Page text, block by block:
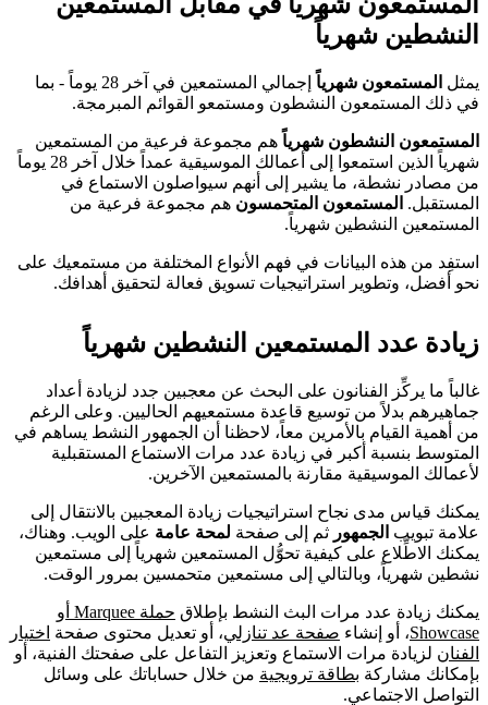
النشطين شهرياً
يمثل المستمعون شهرياً
إجمالي المستمعين في آخر 28 يوماً - بما
في ذلك المستمعون النشطون ومستمعو القوائم المبرمجة.
المستمعون النشطون شهرياً هم مجموعة فرعية من المستمعين
شهرياً الذين استمعوا إلى أعمالك الموسيقية عمداً خلال آخر 28 يوماً
من مصادر نشطة، ما يشير إلى أنهم سيواصلون الاستماع في
المستقبل. المستمعون المتحمسون هم مجموعة فرعية من
المستمعين النشطين شهرياً.
استفِد من هذه البيانات في فهم الأنواع المختلفة من مستمعيك على
نحو أفضل، وتطوير استراتيجيات تسويق فعالة لتحقيق أهدافك.
زيادة عدد المستمعين النشطين شهرياً
غالباً ما يركِّز الفنانون على البحث عن معجبين جدد لزيادة أعداد
جماهيرهم بدلاً من توسيع قاعدة مستمعيهم الحاليين. وعلى الرغم
من أهمية القيام بالأمرين معاً، لاحظنا أن الجمهور النشط يساهم في
المتوسط بنسبة أكبر في زيادة عدد مرات الاستماع المستقبلية
لأعمالك الموسيقية مقارنة بالمستمعين الآخرين.
يمكنك قياس مدى نجاح استراتيجيات زيادة المعجبين بالانتقال إلى
علامة تبويب الجمهور ثم إلى صفحة لمحة عامة على الويب. وهناك،
يمكنك الاطِّلاع على كيفية تحوُّل المستمعين شهرياً إلى مستمعين
نشطين شهرياً، وبالتالي إلى مستمعين متحمسين بمرور الوقت.
يمكنك زيادة عدد مرات البث النشط بإطلاق
حملة Marquee أو
Showcase، أو إنشاء صفحة عد تنازلي، أو تعديل محتوى صفحة اختيار
الفنان لزيادة مرات الاستماع وتعزيز التفاعل على صفحتك الفنية، أو
بإمكانك مشاركة بطاقة ترويجية من خلال حساباتك على وسائل
التواصل الاجتماعي.